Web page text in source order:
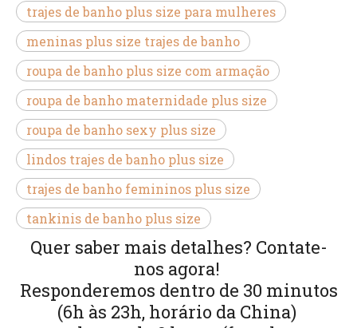
trajes de banho plus size para mulheres
meninas plus size trajes de banho
roupa de banho plus size com armação
roupa de banho maternidade plus size
roupa de banho sexy plus size
lindos trajes de banho plus size
trajes de banho femininos plus size
tankinis de banho plus size
Quer saber mais detalhes? Contate-
nos agora!
Responderemos dentro de 30 minutos
(6h às 23h, horário da China)